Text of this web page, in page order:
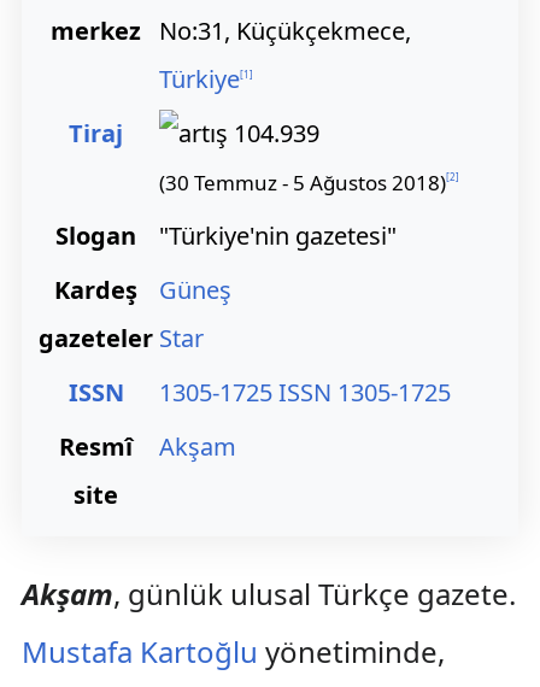
merkez
No:31, Küçükçekmece,
Türkiye[1]
Tiraj 104.939
(30 Temmuz - 5 Ağustos 2018)[2]
Slogan
"Türkiye'nin gazetesi"
Kardeş
gazeteler
Güneş
Star
ISSN
1305-1725 ISSN 1305-1725
Resmî
site
Akşam
Akşam, günlük ulusal Türkçe gazete.
Mustafa Kartoğlu yönetiminde,